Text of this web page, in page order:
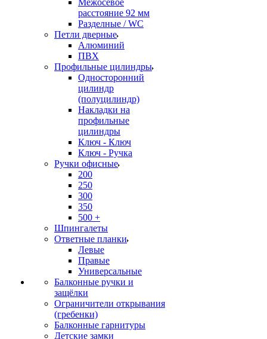
Межосевое
расстояние 92 мм
Разделные / WC
Петли дверные
Алюминий
ПВХ
Профильные цилиндры
Односторонний
цилиндр
(полуцилиндр)
Накладки на
профильные
цилиндры
Ключ - Ключ
Ключ - Ручка
Ручки офисные
200
250
300
350
500 +
Шпингалеты
Ответные планки
Левые
Правые
Универсальные
Балконные ручки и
защёлки
Ограничители открывания
(гребенки)
Балконные гарнитуры
Детские замки